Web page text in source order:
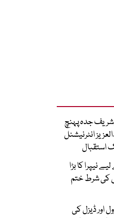
شریف جدہ پہنچ
انٹرنیشنل
استقبال
نیپرا کا بڑا
کی شرط ختم
اور ڈیزل کی